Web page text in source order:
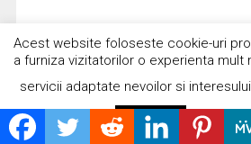
Acest website foloseste cookie-uri
a furniza vizitatorilor o experienta mult
servicii adaptate nevoilor si
Respinge Citește